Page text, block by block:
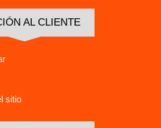
AL CLIENTE
sitio